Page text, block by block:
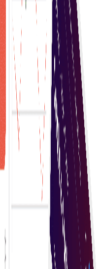
קבלו החלטות רכישה
מידע מקיף, עדכונים בזמן אמת וכלים ידידותיים למשתמש.
שלכם ולשפר קבלת החלטות בעסקאות eAuction.
קונה יכול להזמין מספר
לעודד תמחור תחרותי